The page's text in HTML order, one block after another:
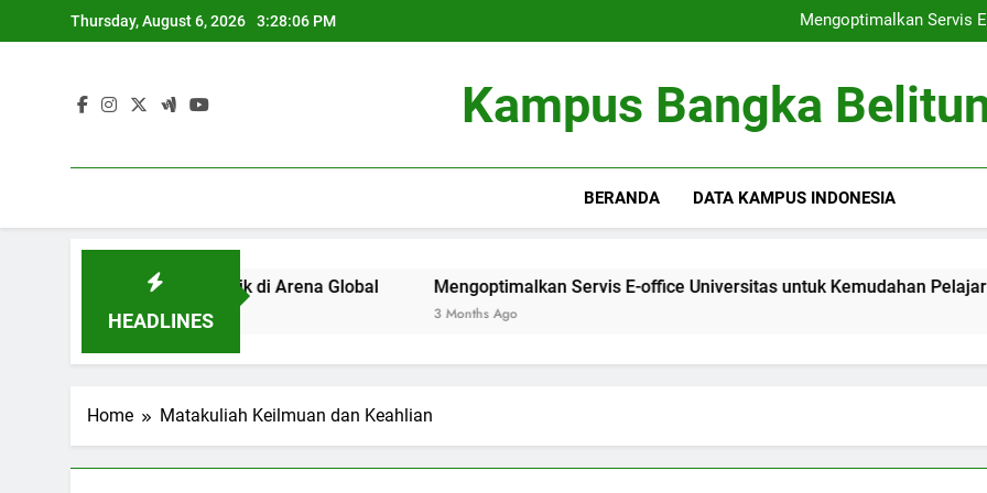
to
Thursday, August 6, 2026 3:28:06 PM
Mengoptimalkan Servis
Optimalisasi
Mengoptimalkan Servis
Optimalisasi
Kampus Bangka
BERANDA DATA KAMPUS INDONESIA
HEADLINES
Universitas Terbaik di Arena Global Mengoptimalkan Servis E-office Universitas untuk Kemudahan Pelajar
3 Months Ago
Home Matakuliah Keilmuan dan Keahlian